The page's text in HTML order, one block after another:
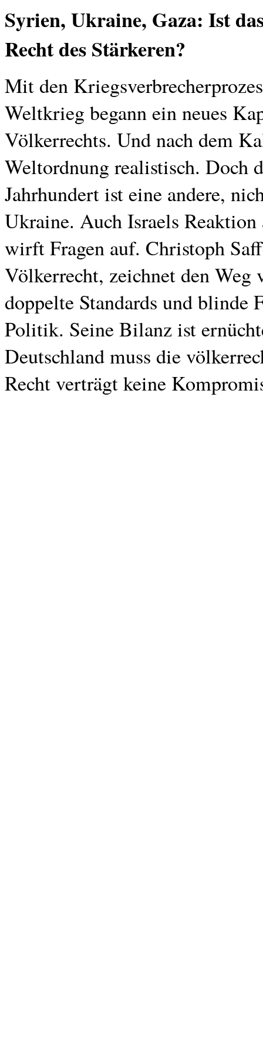
Syrien, Ukraine, Gaza: Ist
Recht des Stärkeren?
Mit den
Weltkrieg begann ein neues
Völkerrechts. Und nach dem
Weltordnung realistisch.
Jahrhundert ist eine andere,
Ukraine. Auch Israels
wirft Fragen auf. Christoph
Völkerrecht, zeichnet den Weg
doppelte Standards und blinde
Politik. Seine Bilanz ist
Deutschland muss die
Recht verträgt keine